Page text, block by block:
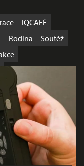
iQCAFÉ
Rodina
Soutěž